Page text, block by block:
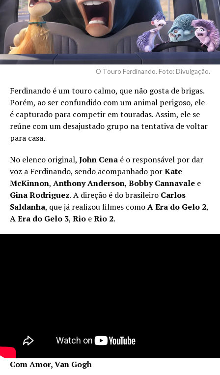
O Touro Ferdinando. Foto: Divulgação.
Ferdinando é um touro calmo, que não gosta de brigas.
Porém, ao ser confundido com um animal perigoso, ele
é capturado para competir em touradas. Assim, ele se
reúne com um desajustado grupo na tentativa de voltar
para casa.
No elenco original, John Cena é o responsável por dar
voz a Ferdinando, sendo acompanhado porKate
McKinnon, Anthony Anderson, Bobby Cannavale e
Gina Rodriguez. A direção é do brasileiro Carlos
Saldanha, que já realizou filmes comoA Era do Gelo 2,
A Era do Gelo 3, Rio eRio 2.
Com Amor, Van Gogh